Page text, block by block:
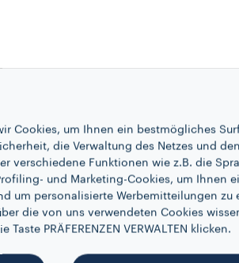
Cookies, um Ihnen ein bestmögliches
die Verwaltung des Netzes und
verschiedene Funktionen wie z.B. die
und Marketing-Cookies, um Ihnen
um personalisierte Werbemitteilungen
die von uns verwendeten Cookies
PRÄFERENZEN VERWALTEN klicken.